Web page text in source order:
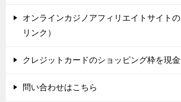
オンラインカジノアフィリエイトサイト
リンク）
クレジットカードのショッピング枠を現
問い合わせはこちら